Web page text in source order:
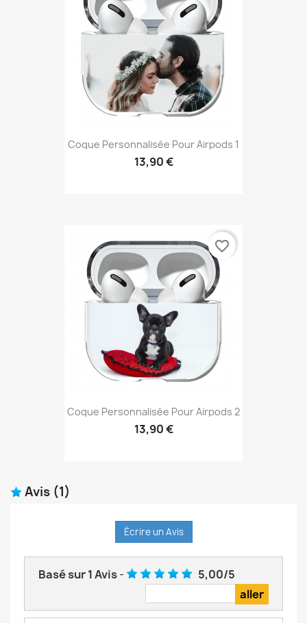
Coque Personnalisée Pour Airpods 1
13,90 €
Coque Personnalisée Pour Airpods 2
13,90 €
favorite_border
Avis (1)
Écrire un Avis
Basé sur1Avis- 5,00/5